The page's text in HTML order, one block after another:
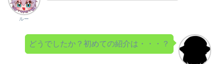
ルー
どうでしたか？初めての紹介は・・・？